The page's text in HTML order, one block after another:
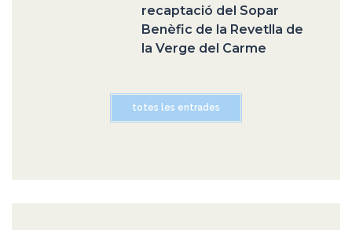
recaptació del Sopar
Benèfic de la Revetlla de
la Verge del Carme
totes les entrades